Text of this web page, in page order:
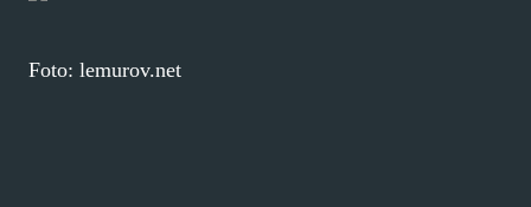
Foto: lemurov.net